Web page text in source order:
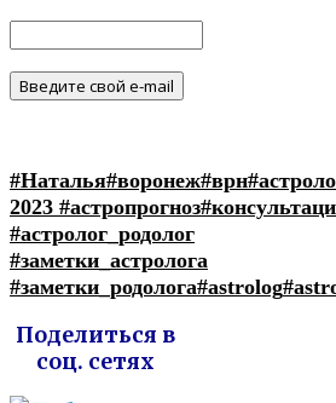
#Наталья#воронеж#врн
2023 #астропрогноз
#астролог_родолог
#заметки_астролога
#заметки_родолога#astrolog
Поделиться в
соц. сетях